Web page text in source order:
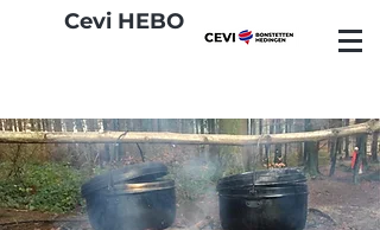
Cevi HEBO